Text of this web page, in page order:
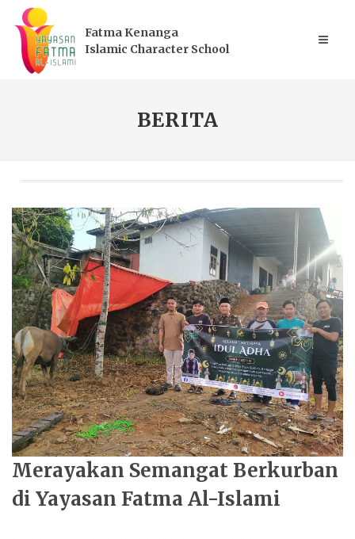
Fatma Kenanga
Islamic Character School
BERITA
Merayakan Semangat Berkurban
di Yayasan Fatma Al-Islami